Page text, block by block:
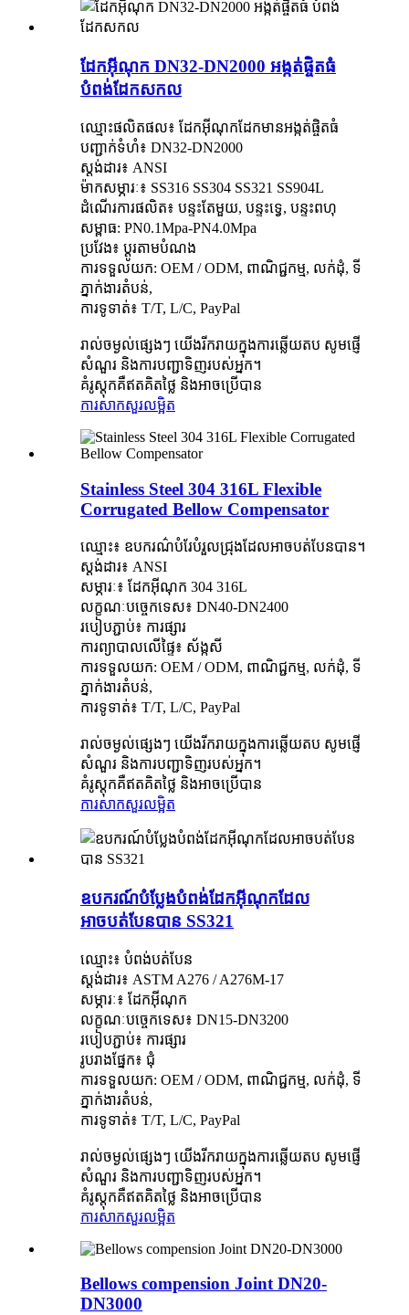
ដែកអ៊ីណុក DN32-DN2000 អង្កត់ផ្ចិតធំ
បំពង់ដែកសកល
ឈ្មោះផលិតផល៖ ដែកអ៊ីណុកដែកមានអង្កត់ផ្ចិតធំ
បញ្ជាក់ទំហំ៖ DN32-DN2000
ស្តង់ដារ៖ ANSI
ម៉ាកសម្ភារៈ៖ SS316 SS304 SS321 SS904L
ដំណើរការផលិត៖ បន្ទះតែមួយ, បន្ទះទ្វេ, បន្ទះពហុ
សម្ពាធ: PN0.1Mpa-PN4.0Mpa
ប្រវែង៖ ប្ដូរតាមបំណង
ការទទួលយក: OEM / ODM, ពាណិជ្ជកម្ម, លក់ដុំ, ទី
ភ្នាក់ងារតំបន់,
ការទូទាត់៖ T/T, L/C, PayPal
រាល់ចម្ងល់ផ្សេងៗ យើងរីករាយក្នុងការឆ្លើយតប សូមផ្ញើ
សំណួរ និងការបញ្ជាទិញរបស់អ្នក។
គំរូស្តុកគឺឥតគិតថ្លៃ និងអាចប្រើបាន
ការសាកសួរលម្អិត
Stainless Steel 304 316L Flexible
Corrugated Bellow Compensator
ឈ្មោះ៖ ឧបករណ៌បំរែបំរួលជ្រុងដែលអាចបត់បែនបាន។
ស្តង់ដារ៖ ANSI
សម្ភារៈ៖ ដែកអ៊ីណុក 304 316L
លក្ខណៈបច្ចេកទេស៖ DN40-DN2400
របៀបភ្ជាប់៖ ការផ្សារ
ការព្យាបាលលើផ្ទៃ៖ ស័ង្កសី
ការទទួលយក: OEM / ODM, ពាណិជ្ជកម្ម, លក់ដុំ, ទី
ភ្នាក់ងារតំបន់,
ការទូទាត់៖ T/T, L/C, PayPal
រាល់ចម្ងល់ផ្សេងៗ យើងរីករាយក្នុងការឆ្លើយតប សូមផ្ញើ
សំណួរ និងការបញ្ជាទិញរបស់អ្នក។
គំរូស្តុកគឺឥតគិតថ្លៃ និងអាចប្រើបាន
ការសាកសួរលម្អិត
ឧបករណ៍បំប្លែងបំពង់ដែកអ៊ីណុកដែល
អាចបត់បែនបាន SS321
ឈ្មោះ៖ បំពង់បត់បែន
ស្តង់ដារ៖ ASTM A276 / A276M-17
សម្ភារៈ៖ ដែកអ៊ីណុក
លក្ខណៈបច្ចេកទេស៖ DN15-DN3200
របៀបភ្ជាប់៖ ការផ្សារ
រូបរាងផ្នែក៖ ជុំ
ការទទួលយក: OEM / ODM, ពាណិជ្ជកម្ម, លក់ដុំ, ទី
ភ្នាក់ងារតំបន់,
ការទូទាត់៖ T/T, L/C, PayPal
រាល់ចម្ងល់ផ្សេងៗ យើងរីករាយក្នុងការឆ្លើយតប សូមផ្ញើ
សំណួរ និងការបញ្ជាទិញរបស់អ្នក។
គំរូស្តុកគឺឥតគិតថ្លៃ និងអាចប្រើបាន
ការសាកសួរលម្អិត
Bellows compension Joint DN20-
DN3000